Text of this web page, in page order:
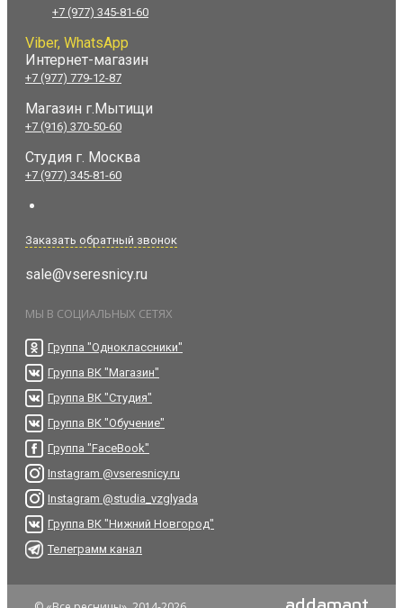
+7 (977) 345-81-60
Viber, WhatsApp
Интернет-магазин
+7 (977) 779-12-87
Магазин г.Мытищи
+7 (916) 370-50-60
Студия г. Москва
+7 (977) 345-81-60
Заказать обратный звонок
sale@vseresnicy.ru
МЫ В СОЦИАЛЬНЫХ СЕТЯХ
Группа "Одноклассники"
Группа ВК "Магазин"
Группа ВК "Студия"
Группа ВК "Обучение"
Группа "FaceBook"
Instagram @vseresnicy.ru
Instagram @studia_vzglyada
Группа ВК "Нижний Новгород"
Телеграмм канал